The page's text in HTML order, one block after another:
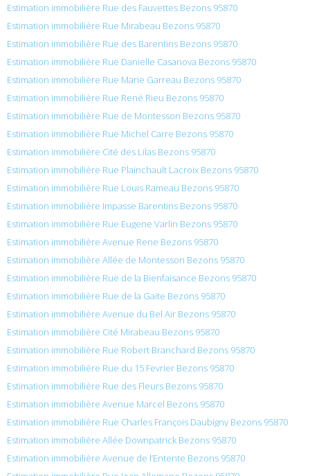
Estimation immobilière Rue des Fauvettes Bezons 95870
Estimation immobilière Rue Mirabeau Bezons 95870
Estimation immobilière Rue des Barentins Bezons 95870
Estimation immobilière Rue Danielle Casanova Bezons 95870
Estimation immobilière Rue Marie Garreau Bezons 95870
Estimation immobilière Rue René Rieu Bezons 95870
Estimation immobilière Rue de Montesson Bezons 95870
Estimation immobilière Rue Michel Carre Bezons 95870
Estimation immobilière Cité des Lilas Bezons 95870
Estimation immobilière Rue Plainchault Lacroix Bezons 95870
Estimation immobilière Rue Louis Rameau Bezons 95870
Estimation immobilière Impasse Barentins Bezons 95870
Estimation immobilière Rue Eugene Varlin Bezons 95870
Estimation immobilière Avenue Rene Bezons 95870
Estimation immobilière Allée de Montesson Bezons 95870
Estimation immobilière Rue de la Bienfaisance Bezons 95870
Estimation immobilière Rue de la Gaite Bezons 95870
Estimation immobilière Avenue du Bel Air Bezons 95870
Estimation immobilière Cité Mirabeau Bezons 95870
Estimation immobilière Rue Robert Branchard Bezons 95870
Estimation immobilière Rue du 15 Fevrier Bezons 95870
Estimation immobilière Rue des Fleurs Bezons 95870
Estimation immobilière Avenue Marcel Bezons 95870
Estimation immobilière Rue Charles François Daubigny Bezons 95870
Estimation immobilière Allée Downpatrick Bezons 95870
Estimation immobilière Avenue de l’Entente Bezons 95870